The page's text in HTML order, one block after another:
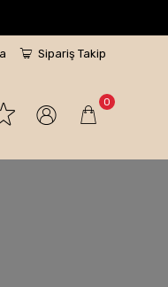
Sipariş Takip
0